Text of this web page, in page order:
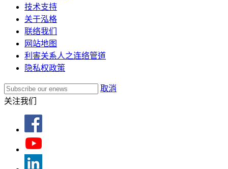
技术支持
关于泓格
联络我们
网站地图
利害关系人之连络管道
隐私权政策
取消
关注我们